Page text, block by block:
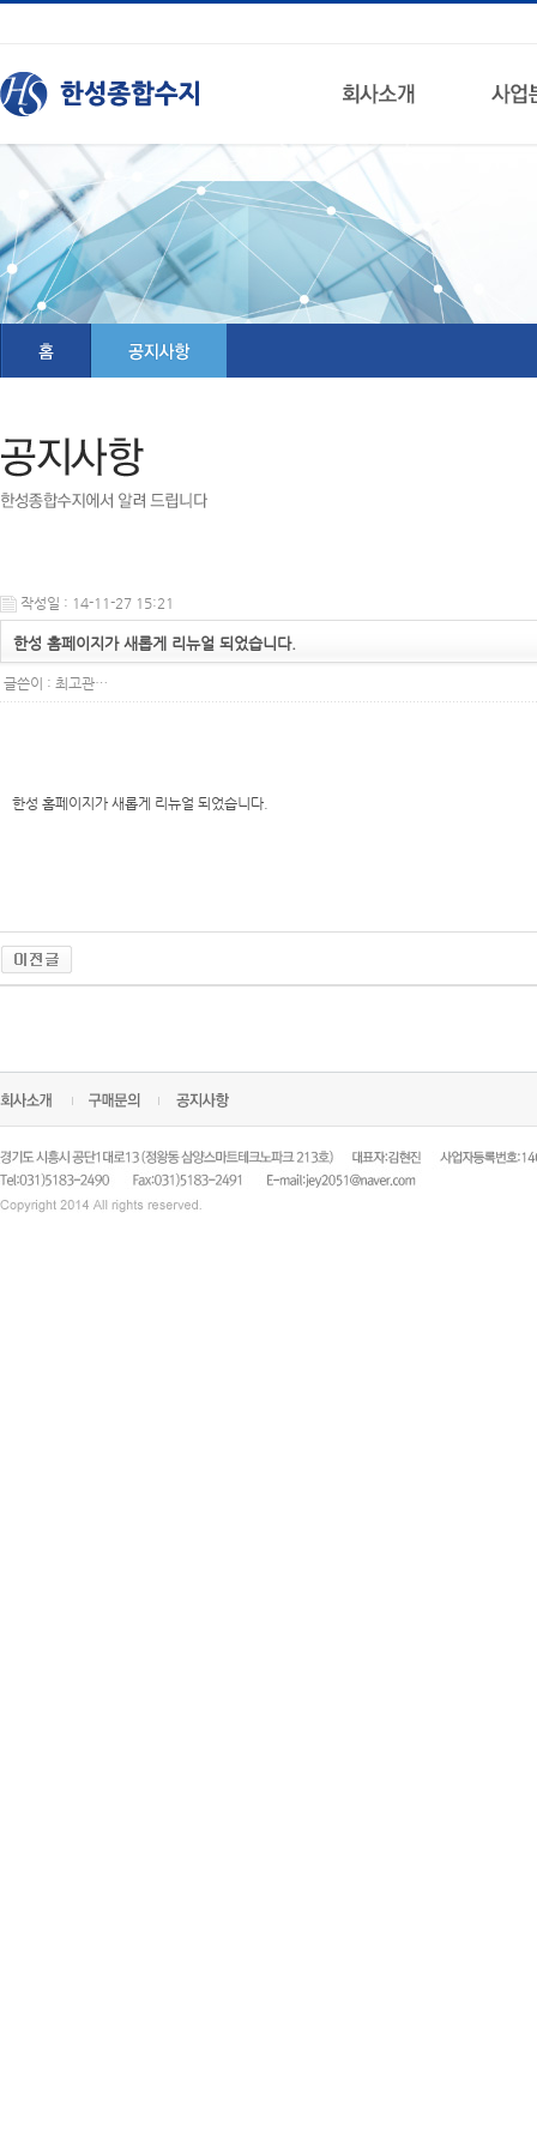
작성일 : 14-11-27 15:21
한성 홈페이지가 새롭게 리뉴얼 되었습니다.
글쓴이 : 최고관…
한성 홈페이지가 새롭게 리뉴얼 되었습니다.